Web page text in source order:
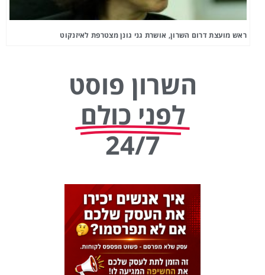
ראש מועצת דרום השרון, אושרת גני גונן מצטרפת לאיזנקוט
השרון פוסט
לפני כולם
24/7